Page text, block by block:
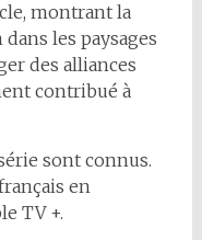
montrant la
les paysages
des alliances
contribué à
sont connus.
en
TV +.